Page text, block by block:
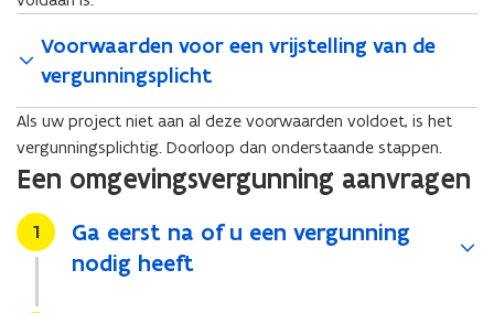
Voorwaarden voor een vrijstelling van de
vergunningsplicht
Als uw project niet aan al deze voorwaarden voldoet, is het
vergunningsplichtig. Doorloop dan onderstaande stappen.
Een omgevingsvergunning aanvragen
Stap
1
Ga eerst na of u een vergunning
nodig heeft